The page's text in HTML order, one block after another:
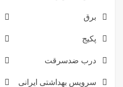
برق
پکیج
درب ضدسرقت
سرویس بهداشتی ایرانی